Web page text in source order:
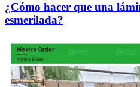
¿Cómo hacer que una
esmerilada?